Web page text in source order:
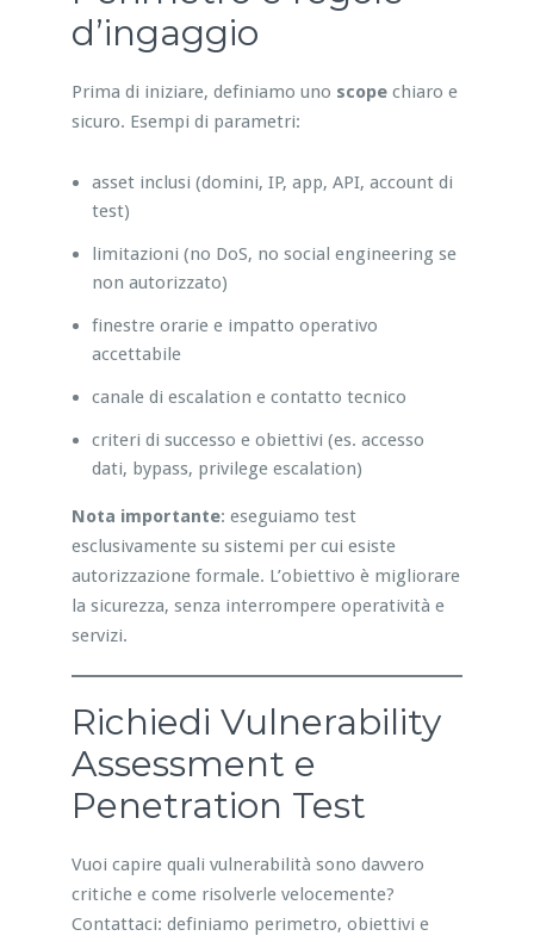
d’ingaggio
Prima di iniziare, definiamo uno scopechiaro e
sicuro. Esempi di parametri:
asset inclusi (domini, IP, app, API, account di
test)
limitazioni (no DoS, no social engineering se
non autorizzato)
finestre orarie e impatto operativo
accettabile
canale di escalation e contatto tecnico
criteri di successo e obiettivi (es. accesso
dati, bypass, privilege escalation)
Nota importante: eseguiamo test
esclusivamente su sistemi per cui esiste
autorizzazione formale. L’obiettivo è migliorare
la sicurezza, senza interrompere operatività e
servizi.
Richiedi Vulnerability
Assessment e
Penetration Test
Vuoi capire quali vulnerabilità sono davvero
critiche e come risolverle velocemente?
Contattaci: definiamo perimetro, obiettivi e